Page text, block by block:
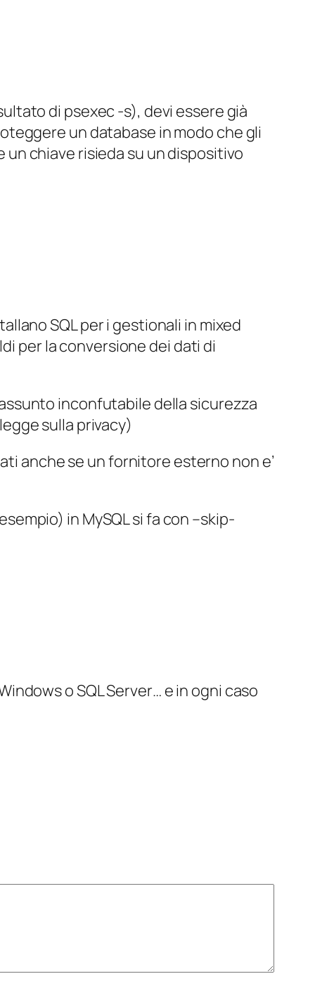
di psexec -s), devi essere già
un database in modo che gli
chiave risieda su un dispositivo
SQL per i gestionali in mixed
per la conversione dei dati di
assunto inconfutabile della sicurezza
sulla privacy)
anche se un fornitore esterno non e’
in MySQL si fa con –skip-
o SQL Server… e in ogni caso